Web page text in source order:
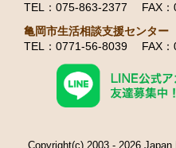
TEL：075-863-2377 FAX：
亀岡市生活相談支援センター
TEL：0771-56-8039 FAX：
Copyright(c) 2003 - 2026 Japan